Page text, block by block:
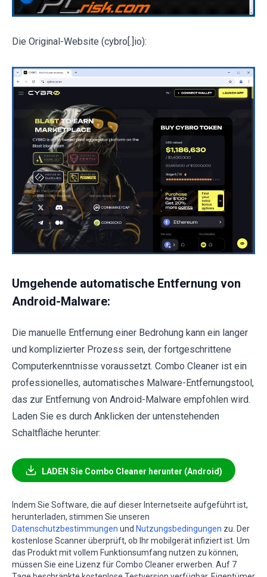
Die Original-Website (cybro[.]io):
Umgehende automatische Entfernung von
Android-Malware:
Die manuelle Entfernung einer Bedrohung kann ein langer
und komplizierter Prozess sein, der fortgeschrittene
Computerkenntnisse voraussetzt. Combo Cleaner ist ein
professionelles, automatisches Malware-Entfernungstool,
das zur Entfernung von Android-Malware empfohlen wird.
Laden Sie es durch Anklicken der untenstehenden
Schaltfläche herunter:
LADEN Sie Combo Cleaner herunter (Android)
Indem Sie Software, die auf dieser Internetseite aufgeführt ist,
herunterladen, stimmen Sie unseren
Datenschutzbestimmungen und Nutzungsbedingungen zu. Der
kostenlose Scanner überprüft, ob Ihr mobilgerät infiziert ist. Um
das Produkt mit vollem Funktionsumfang nutzen zu können,
müssen Sie eine Lizenz für Combo Cleaner erwerben. Auf 7